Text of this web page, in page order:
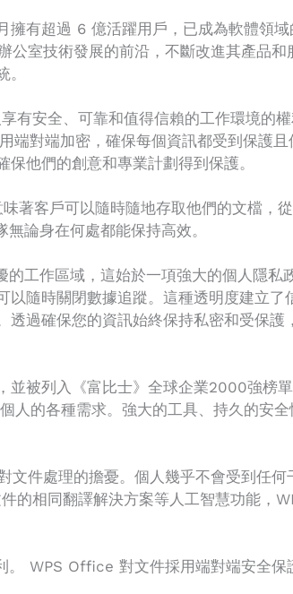
有超過 6 億活躍用戶，已成為軟體領域
室技術發展的前沿，不斷改進其產品和
有安全、可靠和值得信賴的工作環境的
對端加密，確保每個資訊都受到保護且
他們的創意和專業計劃得到保護。
著客戶可以隨時隨地存取他們的文檔，
論身在何處都能保持高效。
工作區域，這始於一項強大的個人隱私
隨時關閉數據追蹤。這種透明度建立了
透過確保您的資訊始終保持私密和受保
並被列入《富比士》全球企業2000強榜
人的各種需求。強大的工具、持久的安
件處理的擔憂。個人幾乎不會受到任何
的相同翻譯解決方案等人工智慧功能，
WPS Office 對文件採用端對端安全保